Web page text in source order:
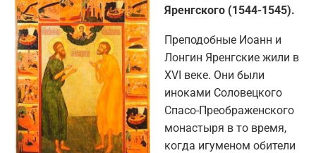
Яренгского (1544-1545).
Преподобные Иоанн и
Лонгин Яренгские жили в
XVI веке. Они были
иноками Соловецкого
Спасо-Преображенского
монастыря в то время,
когда игуменом обители